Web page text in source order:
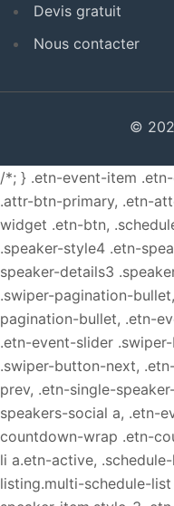
Devis gratuit
Nous contacter
©
/*; } .etn-event-item
.attr-btn-primary, .etn-
widget .etn-btn,
.speaker-style4 .etn-
speaker-details3
.swiper-pagination-
pagination-bullet, .etn-
.etn-event-slider
.swiper-button-next,
prev, .etn-single-
speakers-social a, .etn-
countdown-wrap .etn-
li a.etn-active,
listing.multi-schedule-